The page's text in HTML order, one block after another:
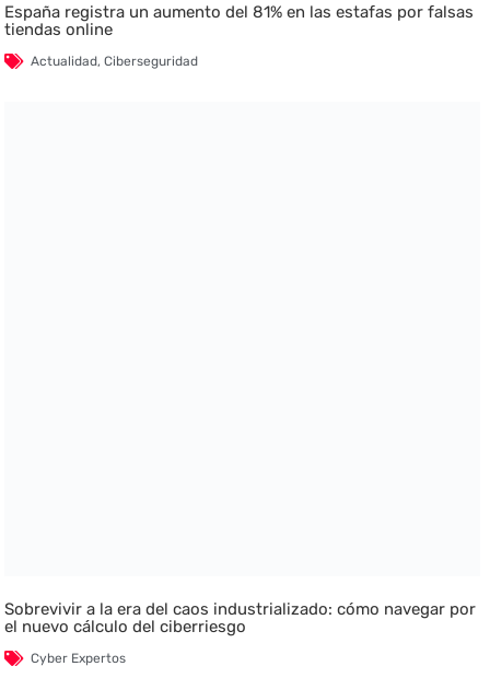
España registra un aumento del 81% en las estafas por falsas
tiendas online
Actualidad,Ciberseguridad
Sobrevivir a la era del caos industrializado: cómo navegar por
el nuevo cálculo del ciberriesgo
Cyber Expertos